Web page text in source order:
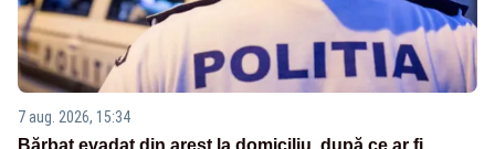
7 aug. 2026, 15:34
Bărbat evadat din arest la domiciliu, după ce ar fi